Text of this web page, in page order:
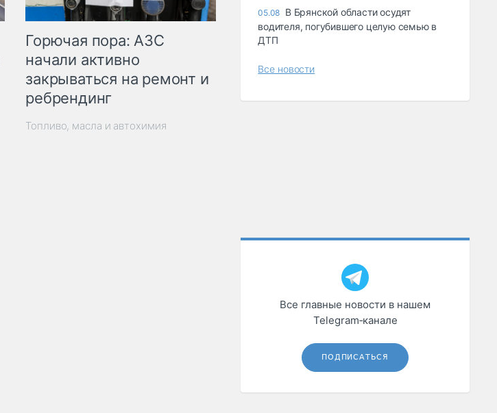
Горючая пора: АЗС
начали активно
закрываться на ремонт и
ребрендинг
Топливо, масла и автохимия
05.08 В Брянской области осудят
водителя, погубившего целую семью в
ДТП
Все новости
Все главные новости в нашем
Telegram‑канале
ПОДПИСАТЬСЯ